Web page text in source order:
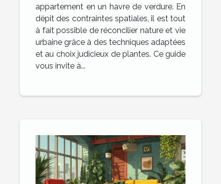
appartement en un havre de verdure. En
dépit des contraintes spatiales, il est tout
à fait possible de réconcilier nature et vie
urbaine grâce à des techniques adaptées
et au choix judicieux de plantes. Ce guide
vous invite à...